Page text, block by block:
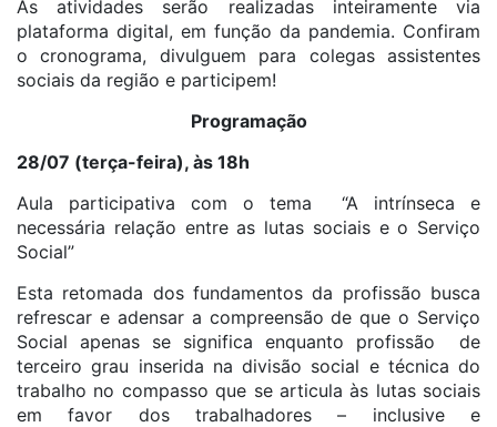
As atividades serão realizadas inteiramente via
plataforma digital, em função da pandemia. Confiram
o cronograma, divulguem para colegas assistentes
sociais da região e participem!
Programação
28/07 (terça-feira), às 18h
Aula participativa com o tema “A intrínseca e
necessária relação entre as lutas sociais e o Serviço
Social”
Esta retomada dos fundamentos da profissão busca
refrescar e adensar a compreensão de que o Serviço
Social apenas se significa enquanto profissão de
terceiro grau inserida na divisão social e técnica do
trabalho no compasso que se articula às lutas sociais
em favor dos trabalhadores – inclusive e